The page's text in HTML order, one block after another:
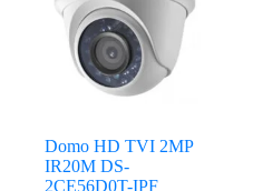
Domo HD TVI 2MP
IR20M DS-
2CE56D0T-IPF